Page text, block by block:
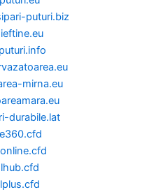
puturi.biz
mirna.eu
durabile.lat